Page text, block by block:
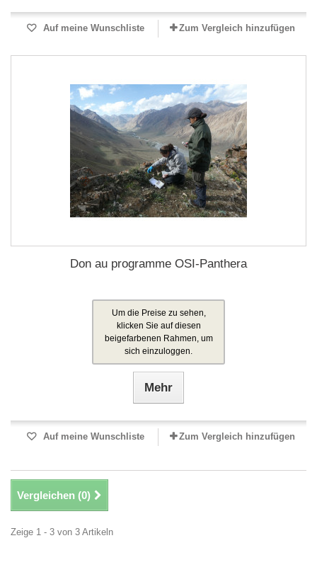
Auf meine Wunschliste Zum Vergleich hinzufügen
Don au programme OSI-Panthera
Um die Preise zu sehen,
klicken Sie auf diesen
beigefarbenen Rahmen, um
sich einzuloggen.
Mehr
Auf meine Wunschliste Zum Vergleich hinzufügen
Vergleichen (0)
Zeige 1 - 3 von 3 Artikeln